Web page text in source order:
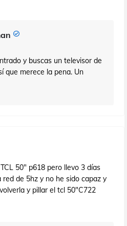
y buscas un televisor de
que merece la pena. Un
50" p618 pero llevo 3 días
de 5hz y no he sido capaz y
y pillar el tcl 50"C722